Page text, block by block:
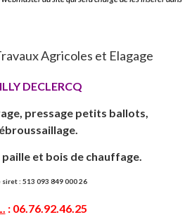
Agricoles et Elagage
DECLERCQ
pressage petits ballots,
et bois de chauffage.
siret : 513 093 849 000 26
: 06.76.92.46.25